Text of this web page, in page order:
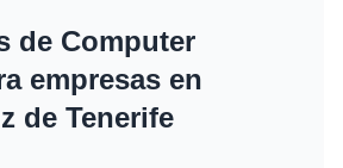
de Computer
empresas en
de Tenerife